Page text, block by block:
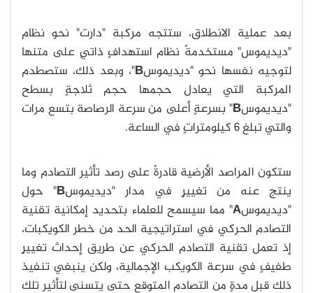
بعد عملية الانطلاق، ستتجه مركبة "دارت" نحو نظام
"ديديموس" مستخدمةً نظام استهدافٍ ذاتيٍ على متنها
لتوجيه نفسها نحو "ديديموسB"، وبعد ذلك، ستصطدم
المركبة التي يعادل حجمها حجم ثلاجةٍ بسطح
"ديديموسB" بسرعةٍ أعلى من سرعة الرصاصة بتسع مرات
والتي تبلغ 6 كيلومتراتٍ في الساعة.
ستكون المراصد الأرضية قادرةً على رصد تأثير التصادم وما
ينتج عنه من تغييرٍ في مدار "ديديموسB" حول
"ديديموسA" مما سيسمح للعلماء بتحديد إمكانية تقنية
التصادم الحركي في استراتيجية الحد من خطر الكويكبات،
إذ تعمل تقنية التصادم الحركي عن طريق إحداث تغييرٍ
طفيفٍ في سرعة الكويكب الإجمالية، ولكن ينبغي تنفيذ
ذلك قبل مدةٍ من التصادم المتوقع حتى يتسنى لتأثير تلك